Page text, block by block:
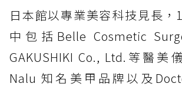
日本館以專業美容科技見長，
中包括Belle Cosmetic
GAKUSHIKI Co., Ltd.等醫美
Nalu 知名美甲品牌以及